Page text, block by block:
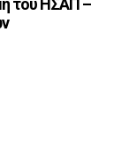
του ΗΣΑΠ –